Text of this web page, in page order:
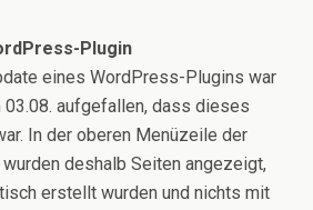
Plugin
eines WordPress-Plugins war
03.08. aufgefallen, dass dieses
In der oberen Menüzeile der
deshalb Seiten angezeigt,
erstellt wurden und nichts mit